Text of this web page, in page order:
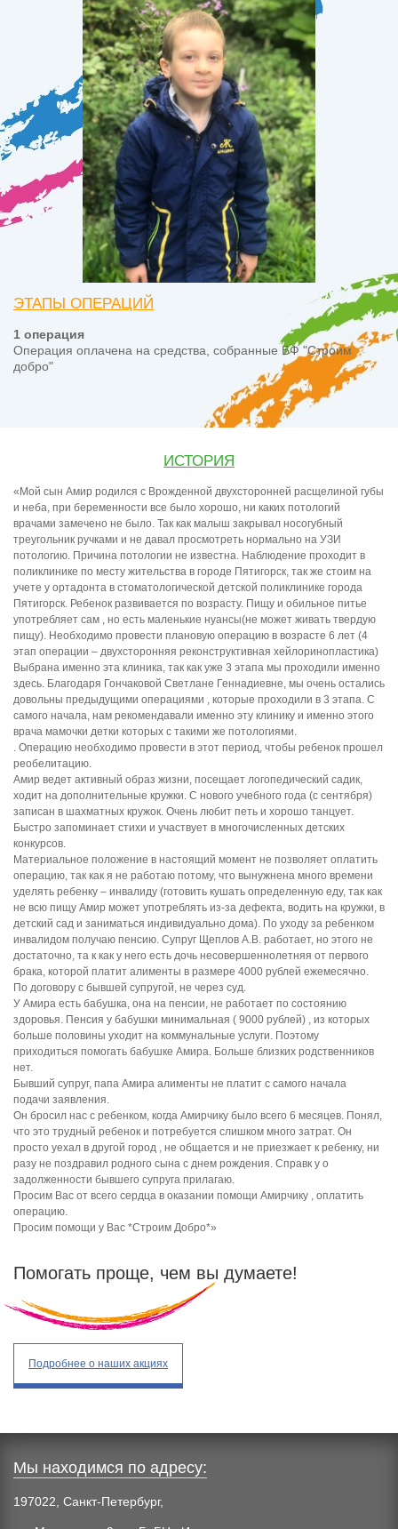
ЭТАПЫ ОПЕРАЦИЙ
1 операция
Операция оплачена на средства, собранные БФ "Строим
добро"
ИСТОРИЯ
«Мой сын Амир родился с Врожденной двухсторонней расщелиной губы
и неба, при беременности все было хорошо, ни каких потологий
врачами замечено не было. Так как малыш закрывал носогубный
треугольник ручками и не давал просмотреть нормально на УЗИ
потологию. Причина потологии не известна. Наблюдение проходит в
поликлинике по месту жительства в городе Пятигорск, так же стоим на
учете у ортадонта в стоматологической детской поликлинике города
Пятигорск. Ребенок развивается по возрасту. Пищу и обильное питье
употребляет сам , но есть маленькие нуансы(не может живать твердую
пищу). Необходимо провести плановую операцию в возрасте 6 лет (4
этап операции – двухсторонняя реконструктивная хейлоринопластика)
Выбрана именно эта клиника, так как уже 3 этапа мы проходили именно
здесь. Благодаря Гончаковой Светлане Геннадиевне, мы очень остались
довольны предыдущими операциями , которые проходили в 3 этапа. С
самого начала, нам рекомендавали именно эту клинику и именно этого
врача мамочки детки которых с такими же потологиями.
. Операцию необходимо провести в этот период, чтобы ребенок прошел
реобелитацию.
Амир ведет активный образ жизни, посещает логопедический садик,
ходит на дополнительные кружки. С нового учебного года (с сентября)
записан в шахматных кружок. Очень любит петь и хорошо танцует.
Быстро запоминает стихи и участвует в многочисленных детских
конкурсов.
Материальное положение в настоящий момент не позволяет оплатить
операцию, так как я не работаю потому, что вынужнена много времени
уделять ребенку – инвалиду (готовить кушать определенную еду, так как
не всю пищу Амир может употреблять из-за дефекта, водить на кружки, в
детский сад и заниматься индивидуально дома). По уходу за ребенком
инвалидом получаю пенсию. Супруг Щеплов А.В. работает, но этого не
достаточно, та к как у него есть дочь несовершеннолетняя от первого
брака, которой платит алименты в размере 4000 рублей ежемесячно.
По договору с бывшей супругой, не через суд.
У Амира есть бабушка, она на пенсии, не работает по состоянию
здоровья. Пенсия у бабушки минимальная ( 9000 рублей) , из которых
больше половины уходит на коммунальные услуги. Поэтому
приходиться помогать бабушке Амира. Больше близких родственников
нет.
Бывший супруг, папа Амира алименты не платит с самого начала
подачи заявления.
Он бросил нас с ребенком, когда Амирчику было всего 6 месяцев. Понял,
что это трудный ребенок и потребуется слишком много затрат. Он
просто уехал в другой город , не общается и не приезжает к ребенку, ни
разу не поздравил родного сына с днем рождения. Справк у о
задолженности бывшего супруга прилагаю.
Просим Вас от всего сердца в оказании помощи Амирчику , оплатить
операцию.
Просим помощи у Вас *Строим Добро*»
Помогать проще, чем вы думаете!
Подробнее о наших акциях
Мы находимся по адресу:
197022, Санкт-Петербург,